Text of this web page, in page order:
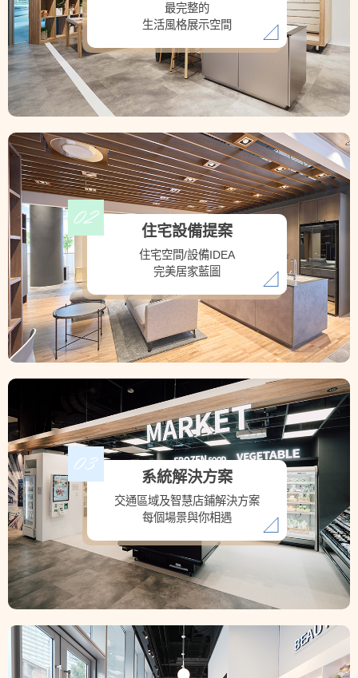
最完整的
生活風格展示空間
住宅設備提案
住宅空間/設備IDEA
完美居家藍圖
系統解決方案
交通區域及智慧店鋪解決方案
每個場景與你相遇